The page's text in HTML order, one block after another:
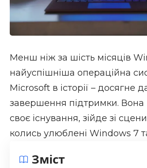
Менш ніж за шість місяців
найуспішніша операційна
Microsoft в історії – досягне
завершення підтримки.
своє існування, зійде зі
колись улюблені Windows 7
Зміст